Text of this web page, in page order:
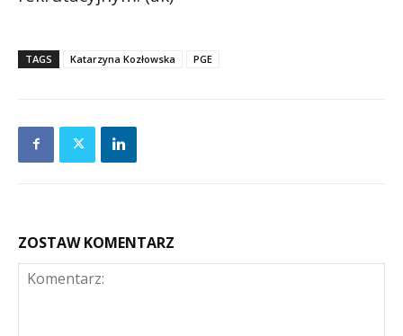
TAGS Katarzyna Kozłowska PGE
ZOSTAW KOMENTARZ